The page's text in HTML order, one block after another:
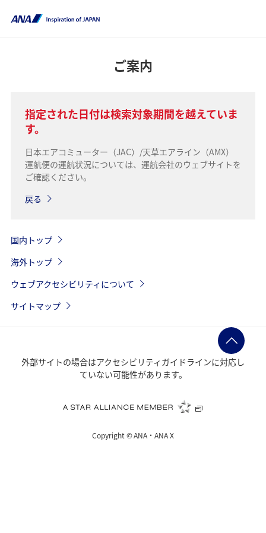
ご案内
指定された日付は検索対象期間を越えていま
す。
日本エアコミューター（JAC）/天草エアライン（AMX）
運航便の運航状況については、運航会社のウェブサイトを
ご確認ください。
戻る
国内トップ
海外トップ
ウェブアクセシビリティについて
サイトマップ
外部サイトの場合はアクセシビリティガイドラインに対応し
ていない可能性があります。
Copyright ©ANA・ANA X